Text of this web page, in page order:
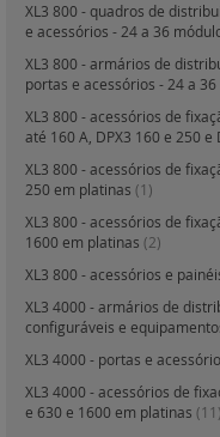
XL3 800 - quadros de
e acessórios - 24 a 36
XL3 800 - armários de
portas e acessórios - 24 a
XL3 800 - acessórios de
até 160 A, DPX3 160 e 250 e
XL3 800 - acessórios de
250 em platinas (1)
XL3 800 - acessórios de
1600 em platinas (2)
XL3 800 - acessórios e
XL3 4000 - armários de
configuráveis e
XL3 4000 - portas e
XL3 4000 - acessórios de
e 630 e 1600 em platinas (11)